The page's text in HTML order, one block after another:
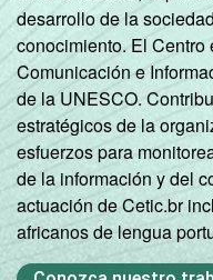
desarrollo de la
conocimiento. El
Comunicación e
de la UNESCO.
estratégicos de la
esfuerzos para
de la información y del
actuación de Cetic.br
africanos de lengua